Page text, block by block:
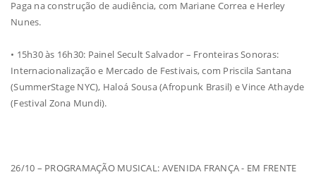
Paga na construção de audiência, com Mariane Correa e Herley
Nunes.
• 15h30 às 16h30: Painel Secult Salvador – Fronteiras Sonoras:
Internacionalização e Mercado de Festivais, com Priscila Santana
(SummerStage NYC), Haloá Sousa (Afropunk Brasil) e Vince Athayde
(Festival Zona Mundi).
26/10 – PROGRAMAÇÃO MUSICAL: AVENIDA FRANÇA - EM FRENTE